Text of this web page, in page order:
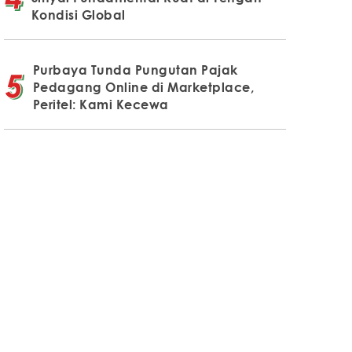
Kondisi Global
Purbaya Tunda Pungutan Pajak
Pedagang Online di Marketplace,
Peritel: Kami Kecewa